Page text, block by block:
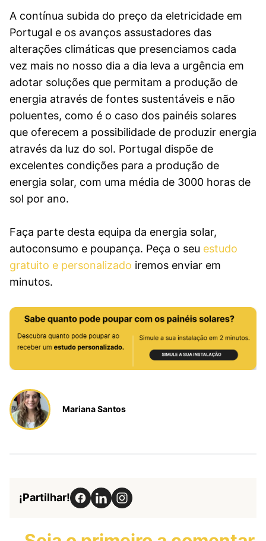
A contínua subida do preço da eletricidade em
Portugal e os avanços assustadores das
alterações climáticas que presenciamos cada
vez mais no nosso dia a dia leva a urgência em
adotar soluções que permitam a produção de
energia através de fontes sustentáveis e não
poluentes, como é o caso dos painéis solares
que oferecem a possibilidade de produzir energia
através da luz do sol. Portugal dispõe de
excelentes condições para a produção de
energia solar, com uma média de 3000 horas de
sol por ano.
Faça parte desta equipa da energia solar,
autoconsumo e poupança. Peça o seu estudo
gratuito e personalizado iremos enviar em
minutos.
Mariana Santos
¡Partilhar!